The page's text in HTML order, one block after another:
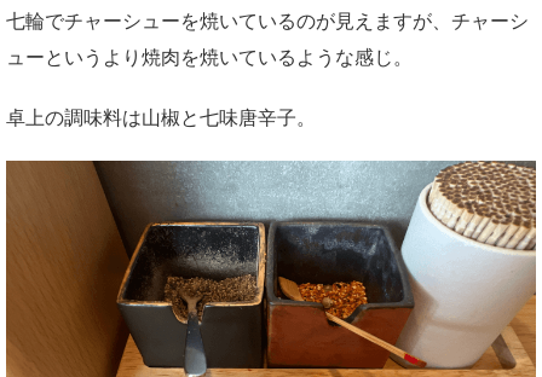
七輪でチャーシューを焼いているのが見えますが、チャーシ
ューというより焼肉を焼いているような感じ。
卓上の調味料は山椒と七味唐辛子。